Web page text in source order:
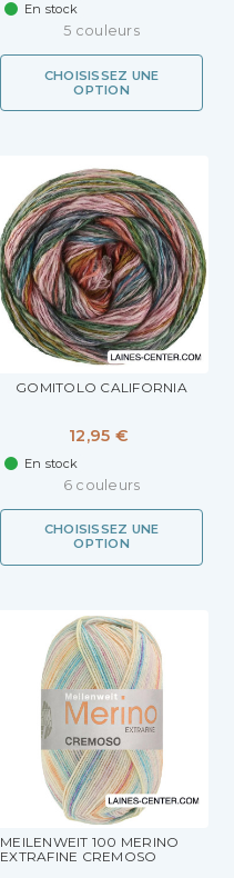
En stock
5 couleurs
CHOISISSEZ UNE
OPTION
GOMITOLO CALIFORNIA
12,95 €
En stock
6 couleurs
CHOISISSEZ UNE
OPTION
MEILENWEIT 100 MERINO
EXTRAFINE CREMOSO